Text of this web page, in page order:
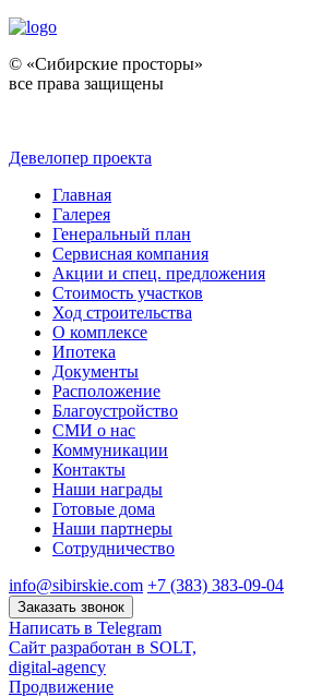
© «Сибирские просторы»
все права защищены
Девелопер проекта
Главная
Галерея
Генеральный план
Сервисная компания
Акции и спец. предложения
Стоимость участков
Ход строительства
О комплексе
Ипотека
Документы
Расположение
Благоустройство
СМИ о нас
Коммуникации
Контакты
Наши награды
Готовые дома
Наши партнеры
Сотрудничество
info@sibirskie.com +7 (383) 383-09-04
Заказать звонок
Написать в Telegram
Сайт разработан в SOLT,
digital-agency
Продвижение